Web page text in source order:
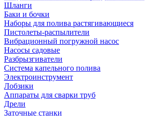
Шланги
Баки и бочки
Наборы для полива растягивающиеся
Пистолеты-распылители
Вибрационный погружной насос
Насосы садовые
Разбрызгиватели
Система капельного полива
Электроинструмент
Лобзики
Аппараты для сварки труб
Дрели
Заточные станки